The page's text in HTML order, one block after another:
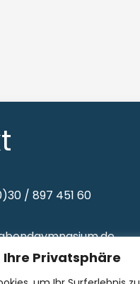
Privatsphäre
/ 897 451 60
22, 10713 Berlin-